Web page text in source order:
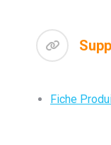
Fiche